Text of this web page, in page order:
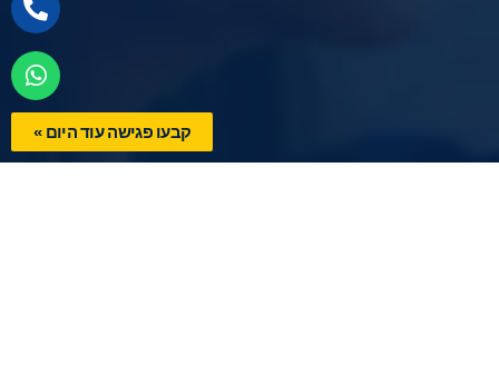
קבעו פגישה עוד היום »